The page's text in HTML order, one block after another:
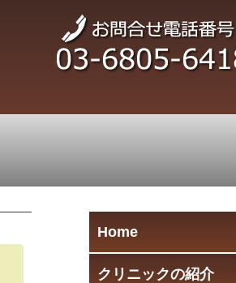
Home
クリニックの紹介